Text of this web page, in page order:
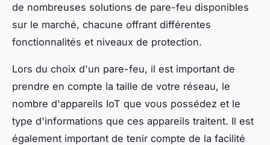
de nombreuses solutions de pare-feu disponibles
sur le marché, chacune offrant différentes
fonctionnalités et niveaux de protection.
Lors du choix d'un pare-feu, il est important de
prendre en compte la taille de votre réseau, le
nombre d'appareils IoT que vous possédez et le
type d'informations que ces appareils traitent. Il est
également important de tenir compte de la facilité